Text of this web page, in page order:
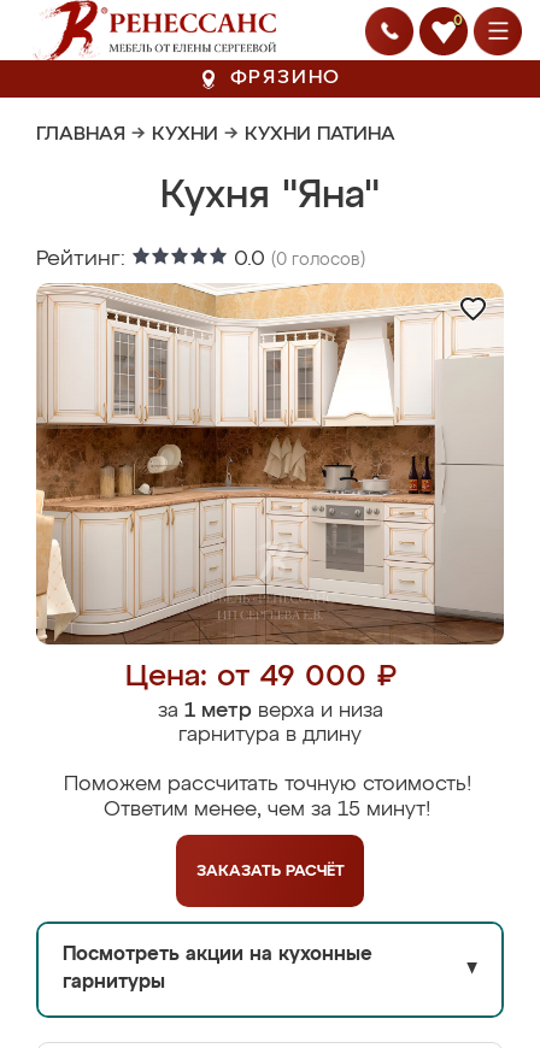
0
ФРЯЗИНО
ГЛАВНАЯ → КУХНИ → КУХНИ ПАТИНА
Кухня "Яна"
Рейтинг: 0.0 (0 голосов)
Цена: от 49 000 ₽
за 1 метрверха и низа
гарнитура в длину
Поможем рассчитать точную стоимость!
Ответим менее, чем за 15 минут!
ЗАКАЗАТЬ РАСЧЁТ
Посмотреть акции на кухонные
гарнитуры
▼